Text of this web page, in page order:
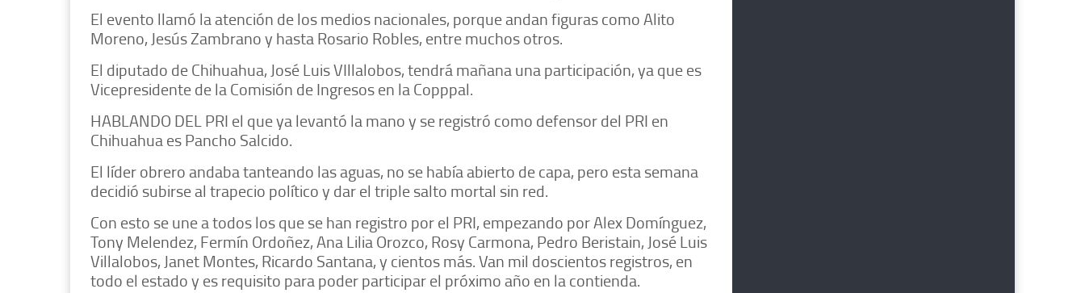
El evento llamó la atención de los medios nacionales, porque andan figuras como Alito
Moreno, Jesús Zambrano y hasta Rosario Robles, entre muchos otros.
El diputado de Chihuahua, José Luis VIllalobos, tendrá mañana una participación, ya que es
Vicepresidente de la Comisión de Ingresos en la Copppal.
HABLANDO DEL PRI el que ya levantó la mano y se registró como defensor del PRI en
Chihuahua es Pancho Salcido.
El líder obrero andaba tanteando las aguas, no se había abierto de capa, pero esta semana
decidió subirse al trapecio político y dar el triple salto mortal sin red.
Con esto se une a todos los que se han registro por el PRI, empezando por Alex Domínguez,
Tony Melendez, Fermín Ordoñez, Ana Lilia Orozco, Rosy Carmona, Pedro Beristain, José Luis
Villalobos, Janet Montes, Ricardo Santana, y cientos más. Van mil doscientos registros, en
todo el estado y es requisito para poder participar el próximo año en la contienda.